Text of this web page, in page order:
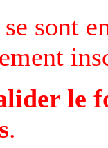
sont
le
.